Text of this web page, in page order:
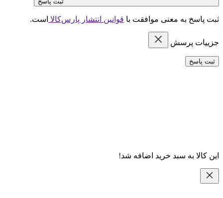
ثبت پاسخ به معنی موافقت با قوانین انتشار پارس‌کالا است.
جزییات پرسش
ثبت پاسخ
این کالا به سبد خرید اضافه شد!